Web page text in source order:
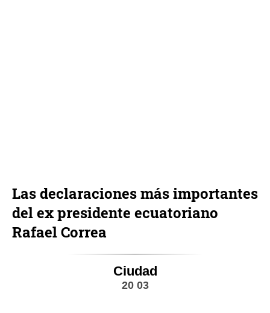
Las declaraciones más importantes
del ex presidente ecuatoriano
Rafael Correa
Ciudad
20 03